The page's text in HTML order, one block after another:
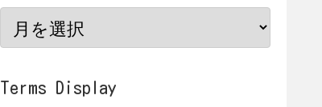
Terms Display